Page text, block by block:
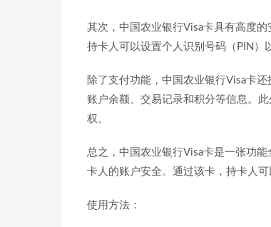
其次，中国农业银行Visa卡具有高度
持卡人可以设置个人识别号码（PIN）
除了支付功能，中国农业银行Visa卡
账户余额、交易记录和积分等信息。
权。
总之，中国农业银行Visa卡是一张功
卡人的账户安全。通过该卡，持卡人
使用方法：